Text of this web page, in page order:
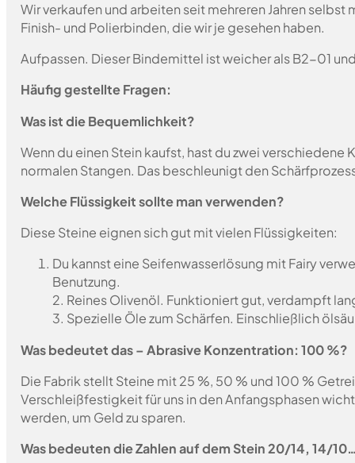
Wir verkaufen und arbeiten seit mehreren Jahren
Finish- und Polierbinden, die wir je gesehen haben.
Aufpassen. Dieser Bindemittel ist weicher als B2-01
Häufig gestellte Fragen:
Was ist die Bequemlichkeit?
Wenn du einen Stein kaufst, hast du zwei
normalen Stangen. Das beschleunigt den
Welche Flüssigkeit sollte man verwenden?
Diese Steine eignen sich gut mit vielen Flüssigkeiten:
Du kannst eine Seifenwasserlösung mit Fairy
Benutzung.
2. Reines Olivenöl. Funktioniert gut, verdampft
3. Spezielle Öle zum Schärfen. Einschließlich
Was bedeutet das – Abrasive Konzentration: 100 %?
Die Fabrik stellt Steine mit 25 %, 50 % und 100 %
Verschleißfestigkeit für uns in den Anfangsphasen
werden, um Geld zu sparen.
Was bedeuten die Zahlen auf dem Stein 20/14, 14/